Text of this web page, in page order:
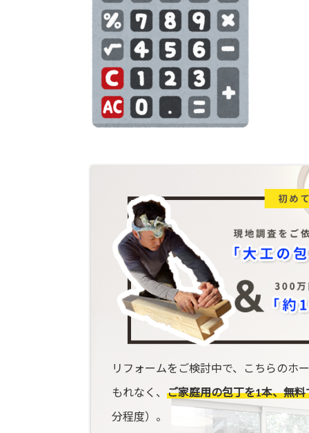
リフォームをご検討中で、こちらのホ
もれなく、 ご家庭用の包丁を1本、無
分程度）。